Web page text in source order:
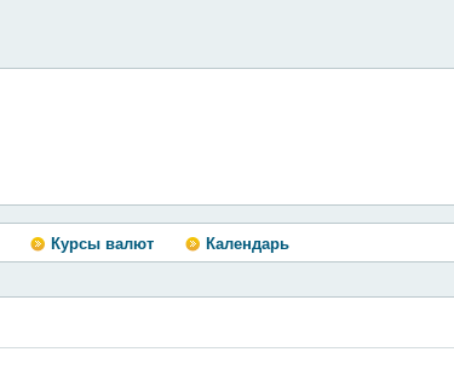
Курсы валют Календарь